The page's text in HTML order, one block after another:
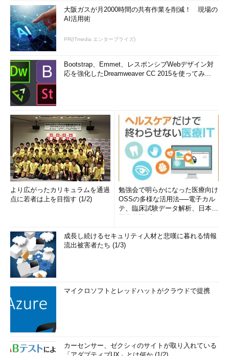
大阪ガスが月2000時間の共有作業を削減！ 現場の
AI活用術
PR(ITmedia エンタープライズ)
Bootstrap、Emmet、レスポンシブWebデザイン対
応を強化したDreamweaver CC 2015を使ってみ...
より広がったカリキュラムを通過
点に若者は上を目指す (1/2)
勉強会で明らかになった医療向け
OSSの多様な活用法──電子カル
テ、臨床試験データ解析、日本語
成長し続けるセキュリティ人材と悲嘆に暮れる情報
流出被害者たち (1/3)
マイクロソフトとレッドハットがクラウドで提携
カーセンサー、ゼクシィのサイトが取り入れている